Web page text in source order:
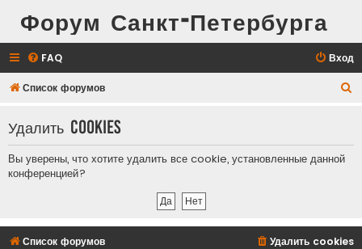
Форум Санкт-Петербурга
FAQ Вход
Список форумов
с
Удалить cookies
Вы уверены, что хотите удалить все cookie, установленные данной
конференцией?
Список форумов Удалить cookies